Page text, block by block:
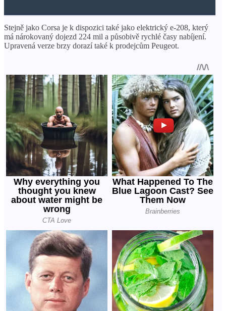
Stejně jako Corsa je k dispozici také jako elektrický e-208, který
má nárokovaný dojezd 224 mil a působivě rychlé časy nabíjení.
Upravená verze brzy dorazí také k prodejcům Peugeot.